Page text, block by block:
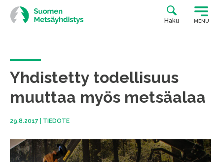
Siirry
suoraan
sisältöön
Haku MENU
Yhdistetty todellisuus
muuttaa myös metsäalaa
29.8.2017 TIEDOTE